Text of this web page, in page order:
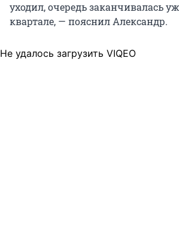
уходил, очередь заканчивалась
квартале, — пояснил Александр.
Не удалось загрузить VIQEO